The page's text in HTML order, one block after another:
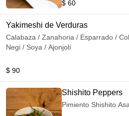
$ 60
Yakimeshi de Verduras
Calabaza / Zanahoria / Esparrado /
Negi / Soya / Ajonjolí
$ 90
Shishito Peppers
Pimiento Shishito